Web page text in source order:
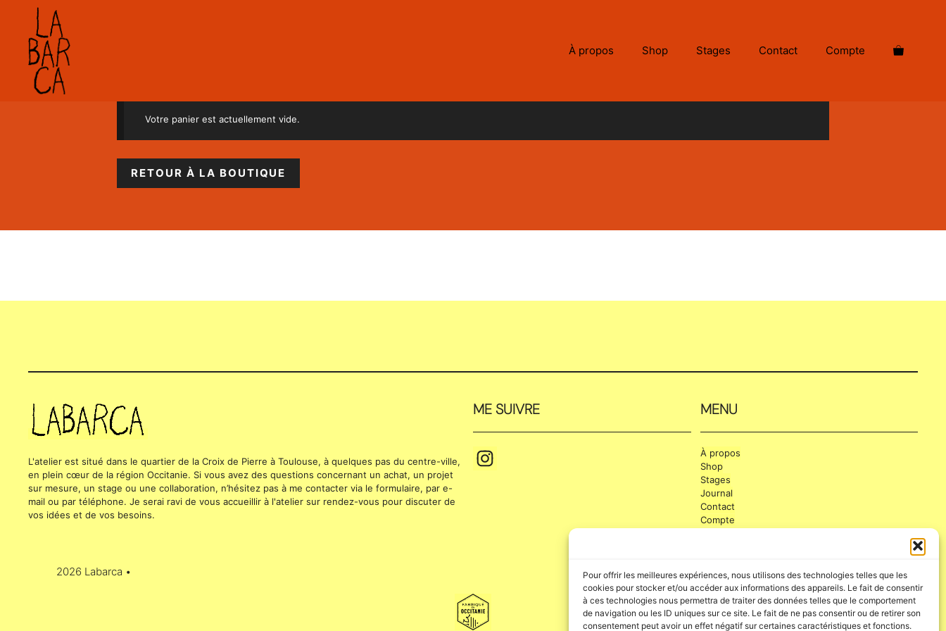
Pour offrir les meilleures expériences, nous utilisons des technologies telles que les
cookies pour stocker et/ou accéder aux informations des appareils. Le fait de consentir
à ces technologies nous permettra de traiter des données telles que le comportement
de navigation ou les ID uniques sur ce site. Le fait de ne pas consentir ou de retirer son
consentement peut avoir un effet négatif sur certaines caractéristiques et fonctions.
À propos Shop Stages Contact Compte
Votre panier est actuellement vide.
RETOUR À LA BOUTIQUE
L'atelier est situé dans le quartier de la Croix de Pierre à Toulouse, à quelques pas du centre-ville,
en plein cœur de la région Occitanie. Si vous avez des questions concernant un achat, un projet
sur mesure, un stage ou une collaboration, n’hésitez pas à me contacter via le formulaire, par e-
mail ou par téléphone. Je serai ravi de vous accueillir à l'atelier sur rendez-vous pour discuter de
vos idées et de vos besoins.
ME SUIVRE MENU
À propos
Shop
Stages
Journal
Contact
Compte
2026 Labarca • CGV-Mentions Légales